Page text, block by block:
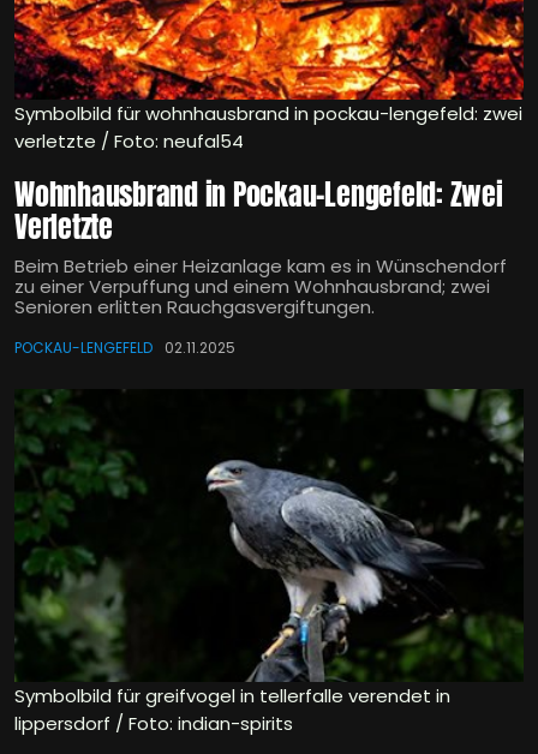
Symbolbild für wohnhausbrand in pockau-lengefeld: zwei
verletzte / Foto: neufal54
Wohnhausbrand in Pockau-Lengefeld: Zwei
Verletzte
Beim Betrieb einer Heizanlage kam es in Wünschendorf
zu einer Verpuffung und einem Wohnhausbrand; zwei
Senioren erlitten Rauchgasvergiftungen.
POCKAU-LENGEFELD 02.11.2025
Symbolbild für greifvogel in tellerfalle verendet in
lippersdorf / Foto: indian-spirits